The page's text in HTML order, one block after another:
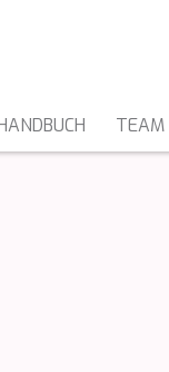
KATAMARANE
TEAM